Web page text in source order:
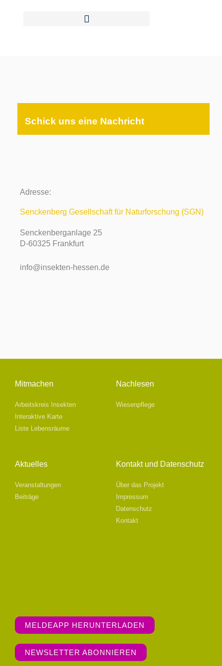
Schick uns eine Nachricht
Adresse:
Senckenberg Gesellschaft für Naturforschung (SGN)
Senckenberganlage 25
D-60325 Frankfurt
info@insekten-hessen.de
Mitmachen
Arbeitskreis Insekten
Interaktive Karte
Liste Lebensräume
Nachlesen
Wiesenpflege
Aktuelles
Veranstaltungen
Beiträge
Kontakt und Datenschutz
Über das Projekt
Impressum
Datenschutz
Kontakt
MELDEAPP HERUNTERLADEN
NEWSLETTER ABONNIEREN